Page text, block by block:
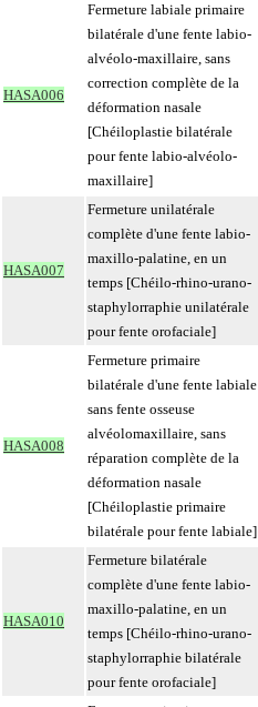
HASA006
Fermeture labiale primaire
bilatérale d'une fente labio-
alvéolo-maxillaire, sans
correction complète de la
déformation nasale
[Chéiloplastie bilatérale
pour fente labio-alvéolo-
maxillaire]
HASA007
Fermeture unilatérale
complète d'une fente labio-
maxillo-palatine, en un
temps [Chéilo-rhino-urano-
staphylorraphie unilatérale
pour fente orofaciale]
HASA008
Fermeture primaire
bilatérale d'une fente labiale
sans fente osseuse
alvéolomaxillaire, sans
réparation complète de la
déformation nasale
[Chéiloplastie primaire
bilatérale pour fente labiale]
HASA010
Fermeture bilatérale
complète d'une fente labio-
maxillo-palatine, en un
temps [Chéilo-rhino-urano-
staphylorraphie bilatérale
pour fente orofaciale]